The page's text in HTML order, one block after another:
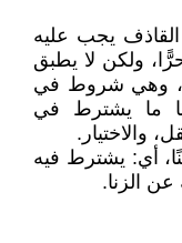
يجب عليه
ولكن لا يطبق
وهي شروط في
ما يشترط في
والاختيار.
أي: يشترط فيه
عن الزنا.